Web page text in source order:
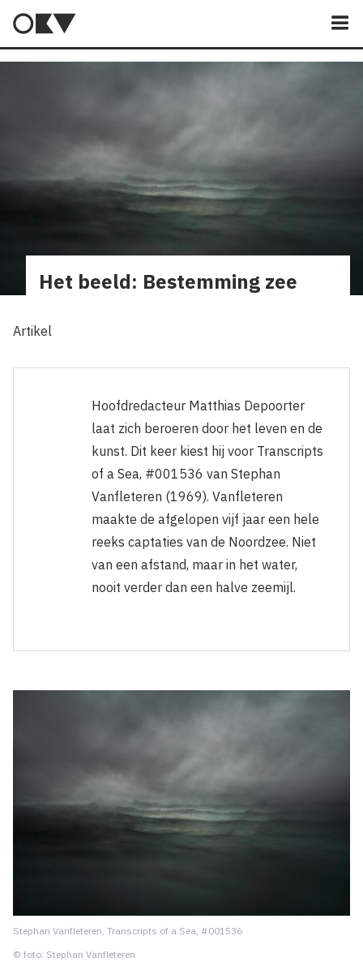
Het beeld: Bestemming zee
Artikel
Hoofdredacteur Matthias Depoorter
laat zich beroeren door het leven en de
kunst. Dit keer kiest hij voor Transcripts
of a Sea, #001536 van Stephan
Vanfleteren (1969). Vanfleteren
maakte de afgelopen vijf jaar een hele
reeks captaties van de Noordzee. Niet
van een afstand, maar in het water,
nooit verder dan een halve zeemijl.
Stephan Vanfleteren, Transcripts of a Sea, #001536
© foto: Stephan Vanfleteren